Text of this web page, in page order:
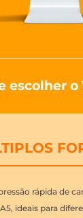
escolher o
rápida de
ideais para